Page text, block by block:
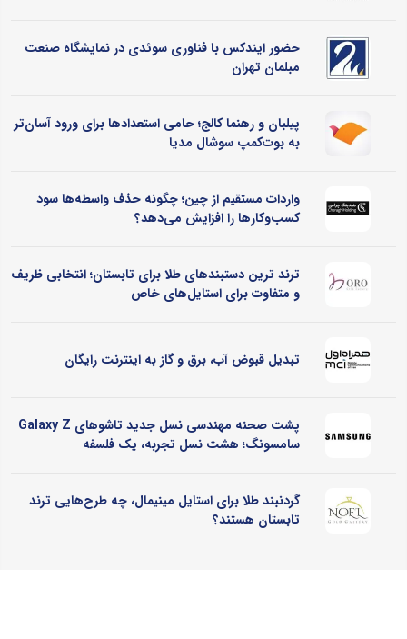
حضور ایندکس با فناوری سوئدی در نمایشگاه صنعت
مبلمان تهران
پیلبان و رهنما کالج؛ حامی استعدادها برای ورود آسان‌تر
به بوت‌کمپ سوشال مدیا
واردات مستقیم از چین؛ چگونه حذف واسطه‌ها سود
کسب‌وکارها را افزایش می‌دهد؟
ترند ترین دستبندهای طلا برای تابستان؛ انتخابی ظریف
و متفاوت برای استایل‌های خاص
تبدیل قبوض آب، برق و گاز به اینترنت رایگان
پشت صحنه مهندسی نسل جدید تاشوهای Galaxy Z
سامسونگ؛ هشت نسل تجربه، یک فلسفه
گردنبند طلا برای استایل مینیمال، چه طرح‌هایی ترند
تابستان هستند؟